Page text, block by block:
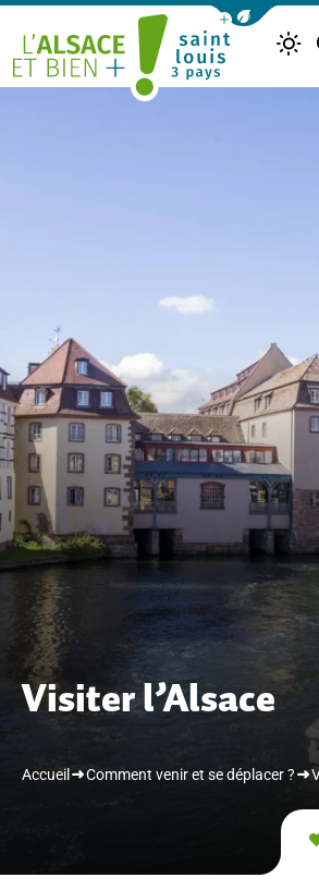
Afficher la
Visiter l’Alsace
Accueil Comment venir et se déplacer ?